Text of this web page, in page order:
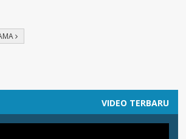
VIDEO TERBARU